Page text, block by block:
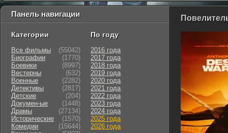
Панель навигации
Категории
Все фильмы
(55042)
Биографии
(1770)
Боевики
(8997)
Вестерны
(632)
Военные
(2282)
Детективы
(2817)
Детские
(204)
Докумен-ые
(1448)
Драмы
(27134)
Исторические
(1570)
Комедии
(15644)
По году
2016 года
2017 года
2018 года
2019 года
2020 года
2021 года
2022 года
2023 года
2024 года
2025 года
2026 года